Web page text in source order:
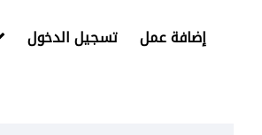
تسجيل الدخول إضافة عمل